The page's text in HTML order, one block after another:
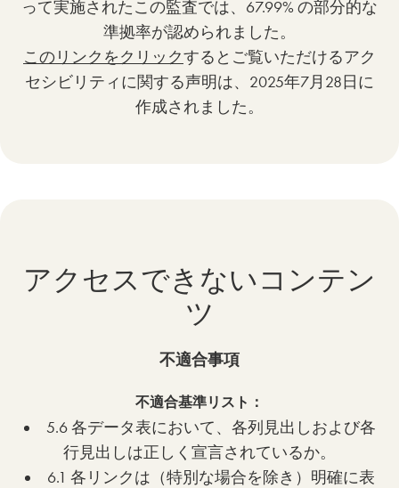
って実施されたこの監査では、67.99% の部分的な
準拠率が認められました。
このリンクをクリックするとご覧いただけるアク
セシビリティに関する声明は、2025年7月28日に
作成されました。
アクセスできないコンテン
ツ
不適合事項
不適合基準リスト：
5.6 各データ表において、各列見出しおよび各
行見出しは正しく宣言されているか。
6.1 各リンクは（特別な場合を除き）明確に表